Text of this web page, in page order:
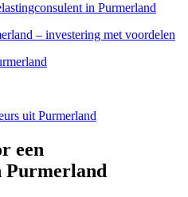
in Purmerland
– investering met voordelen
uit Purmerland
een
Purmerland